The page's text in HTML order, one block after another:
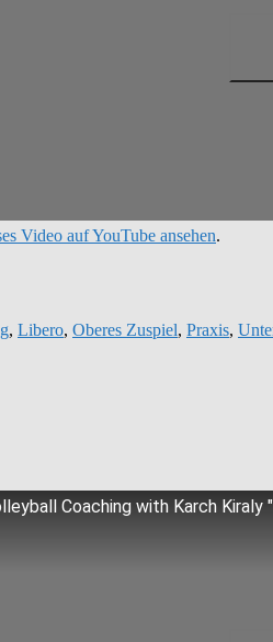
Video auf YouTube ansehen.
, Libero, Oberes Zuspiel, Praxis,
Coaching with Karch Kiraly